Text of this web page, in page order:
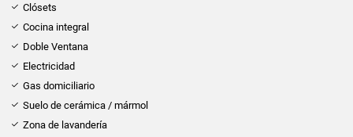
Clósets
Cocina integral
Doble Ventana
Electricidad
Gas domiciliario
Suelo de cerámica / mármol
Zona de lavandería